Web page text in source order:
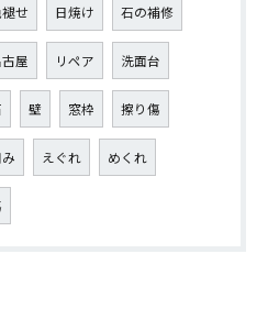
せ 日焼け 石の補修
屋 リペア 洗面台
壁 窓枠 擦り傷
えぐれ めくれ